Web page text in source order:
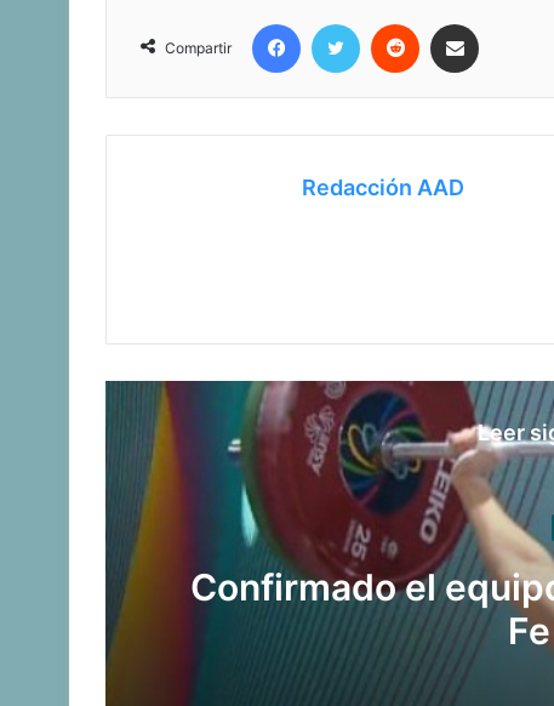
Compartir
Facebook
Twitter Reddit
Redacción AAD
Leer
Confirmado el